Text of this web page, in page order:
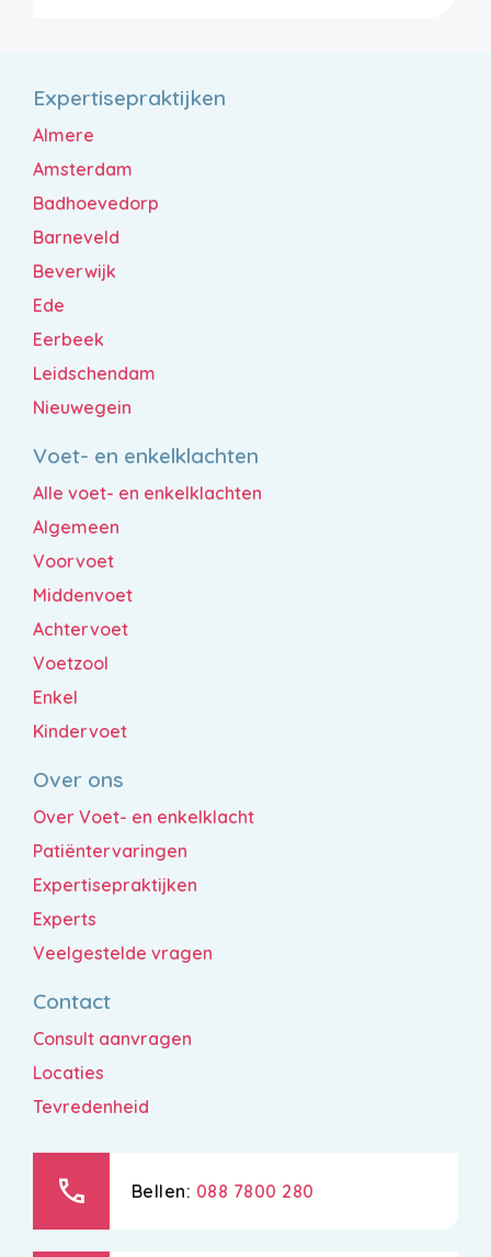
Expertisepraktijken
Almere
Amsterdam
Badhoevedorp
Barneveld
Beverwijk
Ede
Eerbeek
Leidschendam
Nieuwegein
Voet- en enkelklachten
Alle voet- en enkelklachten
Algemeen
Voorvoet
Middenvoet
Achtervoet
Voetzool
Enkel
Kindervoet
Over ons
Over Voet- en enkelklacht
Patiëntervaringen
Expertisepraktijken
Experts
Veelgestelde vragen
Contact
Consult aanvragen
Locaties
Tevredenheid
call Bellen: 088 7800 280